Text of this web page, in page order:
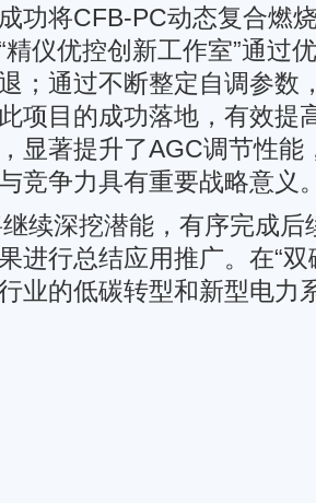
功将CFB-PC动态复合燃
精仪优控创新工作室”通过
；通过不断整定自调参数
项目的成功落地，有效提
显著提升了AGC调节性能
竞争力具有重要战略意义
续深挖潜能，有序完成后
进行总结应用推广。在“
业的低碳转型和新型电力